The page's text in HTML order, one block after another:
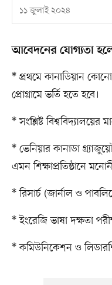
১১ জুলাই ২০২৪
আবেদনের যোগ্যতা
* প্রথমে কানাডিয়ান
প্রোগ্রামে ভর্তি হতে হবে।
* সংশ্লিষ্ট
* ভেনিয়ার কানাডা
এমন শিক্ষাপ্রতিষ্ঠানে
* রিসার্চ (জার্নাল ও
* ইংরেজি ভাষা দক্ষতা
* কমিউনিকেশন ও